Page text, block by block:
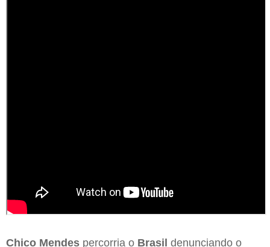
Chico Mendes percorria o Brasil denunciando o